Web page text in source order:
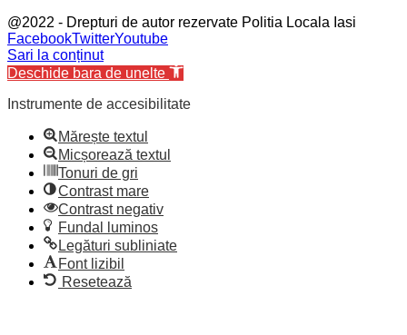
@2022 - Drepturi de autor rezervate Politia Locala Iasi
FacebookTwitterYoutube
Sari la conținut
Deschide bara de unelte
Instrumente de accesibilitate
Mărește textul
Micșorează textul
Tonuri de gri
Contrast mare
Contrast negativ
Fundal luminos
Legături subliniate
Font lizibil
Resetează